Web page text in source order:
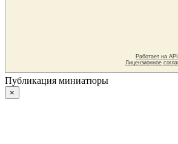
Публикация миниатюры
×